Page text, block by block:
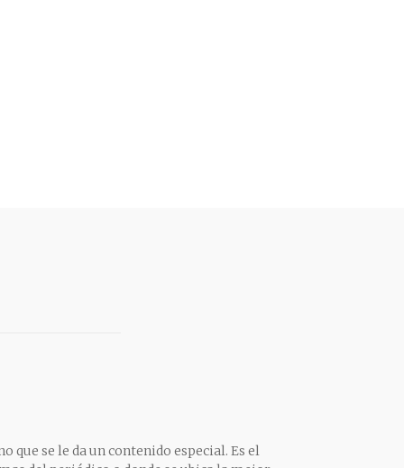
que se le da un contenido especial. Es el